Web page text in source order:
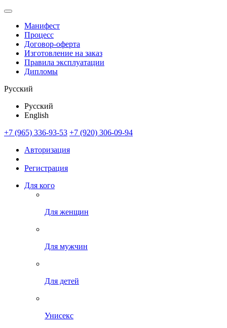
Манифест
Процесс
Договор-оферта
Изготовление на заказ
Правила эксплуатации
Дипломы
Русский
Русский
English
+7 (965) 336-93-53 +7 (920) 306-09-94
Авторизация
Регистрация
Для кого
Для женщин
Для мужчин
Для детей
Унисекс